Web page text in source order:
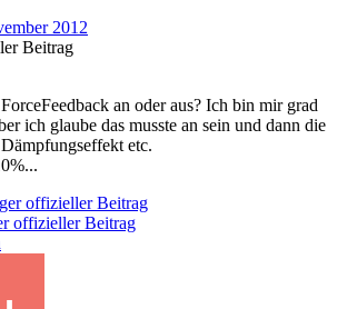
2012
Beitrag
an oder aus? Ich bin mir grad
ich glaube das musste an sein und dann die
etc.
offizieller Beitrag
offizieller Beitrag